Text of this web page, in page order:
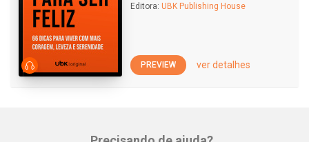
Editora: UBK Publishing House
PREVIEW ver detalhes